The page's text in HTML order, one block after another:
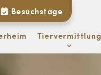
Besuchstage
Tiervermittlung